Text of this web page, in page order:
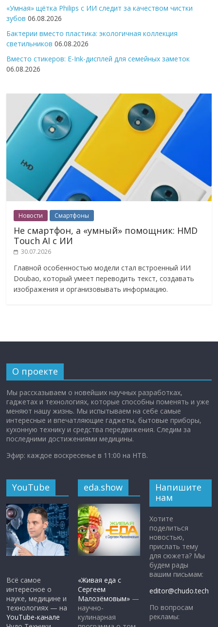
«Умная» щётка Philips с ИИ следит за качеством чистки
зубов 06.08.2026
Бактерии вместо пластика: экологичная коллекция
светильников 06.08.2026
Вместо стикеров: E-Ink-дисплей для семейных заметок
06.08.2026
Новости Смартфоны
Не смартфон, а «умный» помощник: HMD
Touch AI с ИИ
30.07.2026
Главной особенностью модели стал встроенный ИИ
Doubao, который умеет переводить текст, создавать
изображения и организовывать информацию.
О проекте
Мы рассказываем о новейших научных разработках,
гаджетах и технологиях, которые способны поменять и уже
меняют нашу жизнь. Мы испытываем на себе самые
интересные и впечатляющие гаджеты, бытовые приборы,
кухонную технику и средства передвижения. Следим за
последними достижениями медицины.
Эфир: каждое воскресенье в 11:00 на НТВ.
YouTube
Всё самое
интересное о
науке, медицине и
технологиях — на
YouTube-канале
eda.show
«Живая еда с
Сергеем
Малозёмовым» —
научно-
кулинарная
Напишите
нам
Хотите
поделиться
новостью,
прислать тему
для сюжета? Мы
будем рады
вашим письмам:
editor@chudo.tech
По вопросам
рекламы: